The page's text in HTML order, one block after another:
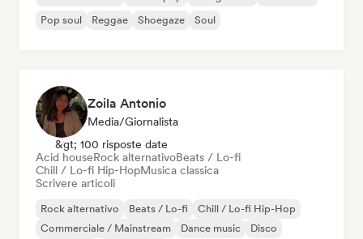
Pop soul
Reggae Shoegaze Soul
Zoila Antonio
Media/Giornalista
&gt; 100 risposte date
Acid houseRock alternativoBeats / Lo-fi
Chill / Lo-fi Hip-HopMusica classica
Scrivere articoli
Rock alternativo Beats / Lo-fi
Chill / Lo-fi Hip-Hop
Commerciale / Mainstream
Dance music
Disco